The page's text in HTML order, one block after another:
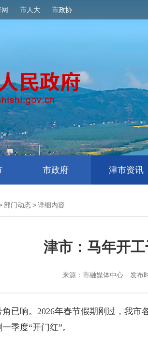
市人大 市政协
市政府 津市资讯
部门动态>详细内容
津市：马年开
来源：市融媒体中心 发布
已响。2026年春节假期刚过，我
季度“开门红”。